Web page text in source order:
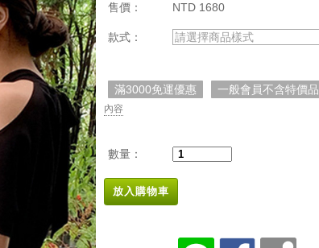
售價： NTD 1680
款式： 請選擇商品樣式
滿3000免運優惠 一般會員不含特價品
內容
數量：
放入購物車